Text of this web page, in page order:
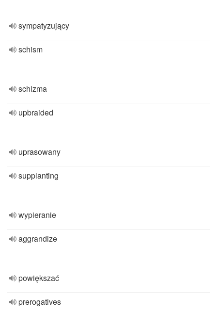
sympatyzujący
schism
schizma
upbraided
uprasowany
supplanting
wypieranie
aggrandize
powiększać
prerogatives